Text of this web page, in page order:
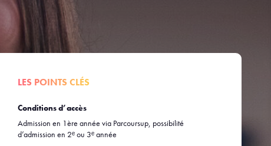
LES POINTS CLÉS
Conditions d’accès
Admission en 1ère année via Parcoursup, possibilité
d’admission en 2ᵉ ou 3ᵉ année